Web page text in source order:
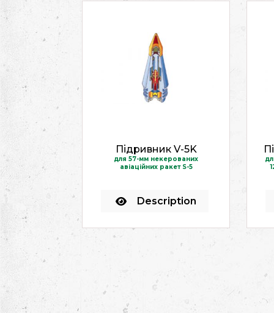
Підривник V-5K
для 57-мм некерованих
авіаційних ракет S-5
Description